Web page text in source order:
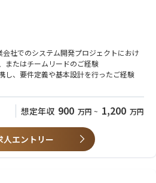
ームをつくること
り機動的に価値提供できる組織運営へと
て事業計画や収支観点も踏まえながら、事
ン行動(位置情報やセンサー情報)とオンラ
を活用した高度な1to1コミュニケーション
サービスでは、サイトの閲覧ログや会員属
ィア横断で顧客に最適なタイミング、チャ
せて、以下の役割をお任せします。
ステム開発のPM/リード/要件定義）を活か
における開発ディレクションをリードして
理に留まらず、「どうすれば事業が伸びる
、プロジェクトを推進する役割です。
ム要件への落とし込み:大手通信企業のビジ
な「やりたいこと」を、エンジニアが開発
様に落とし込みます。
会社でのシステム開発プロジェクトにおけ
またはチームリードのご経験
し、要件定義や基本設計を行ったご経験
ケーションの開発経験
はありませんが、技術的な議論が可能な方
千万～億単位の予算、数十名規模）でのP
想定年収 900 万円 ~ 1,200 万円
人エントリー